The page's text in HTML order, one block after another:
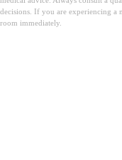
decisions. If you are experiencing a
room immediately.